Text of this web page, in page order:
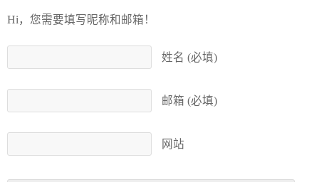
Hi，您需要填写昵称和邮箱！
姓名 (必填)
邮箱 (必填)
网站